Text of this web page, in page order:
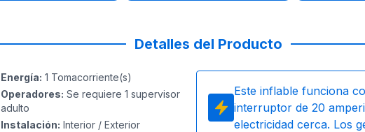
Detalles del Producto
Energía: 1 Tomacorriente(s)
Operadores: Se requiere 1 supervisor
adulto
Instalación: Interior / Exterior
Este inflable funciona
interruptor de 20
electricidad cerca. Los